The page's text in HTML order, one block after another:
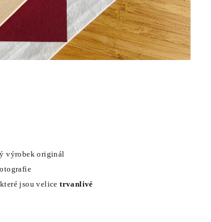
výrobek originál
jsou velicetrvanlivé